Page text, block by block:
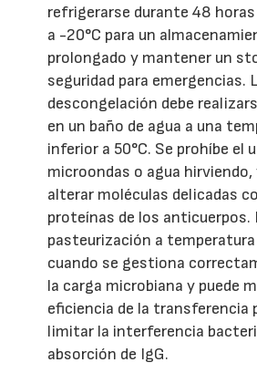
refrigerarse durante 48
a -20°C para un
prolongado y mantener un
seguridad para emergencias.
descongelación debe
en un baño de agua a una
inferior a 50°C. Se prohíbe el
microondas o agua hirviendo,
alterar moléculas delicadas
proteínas de los anticuerpos.
pasteurización a
cuando se gestiona
la carga microbiana y puede
eficiencia de la transferencia
limitar la interferencia
absorción de IgG.